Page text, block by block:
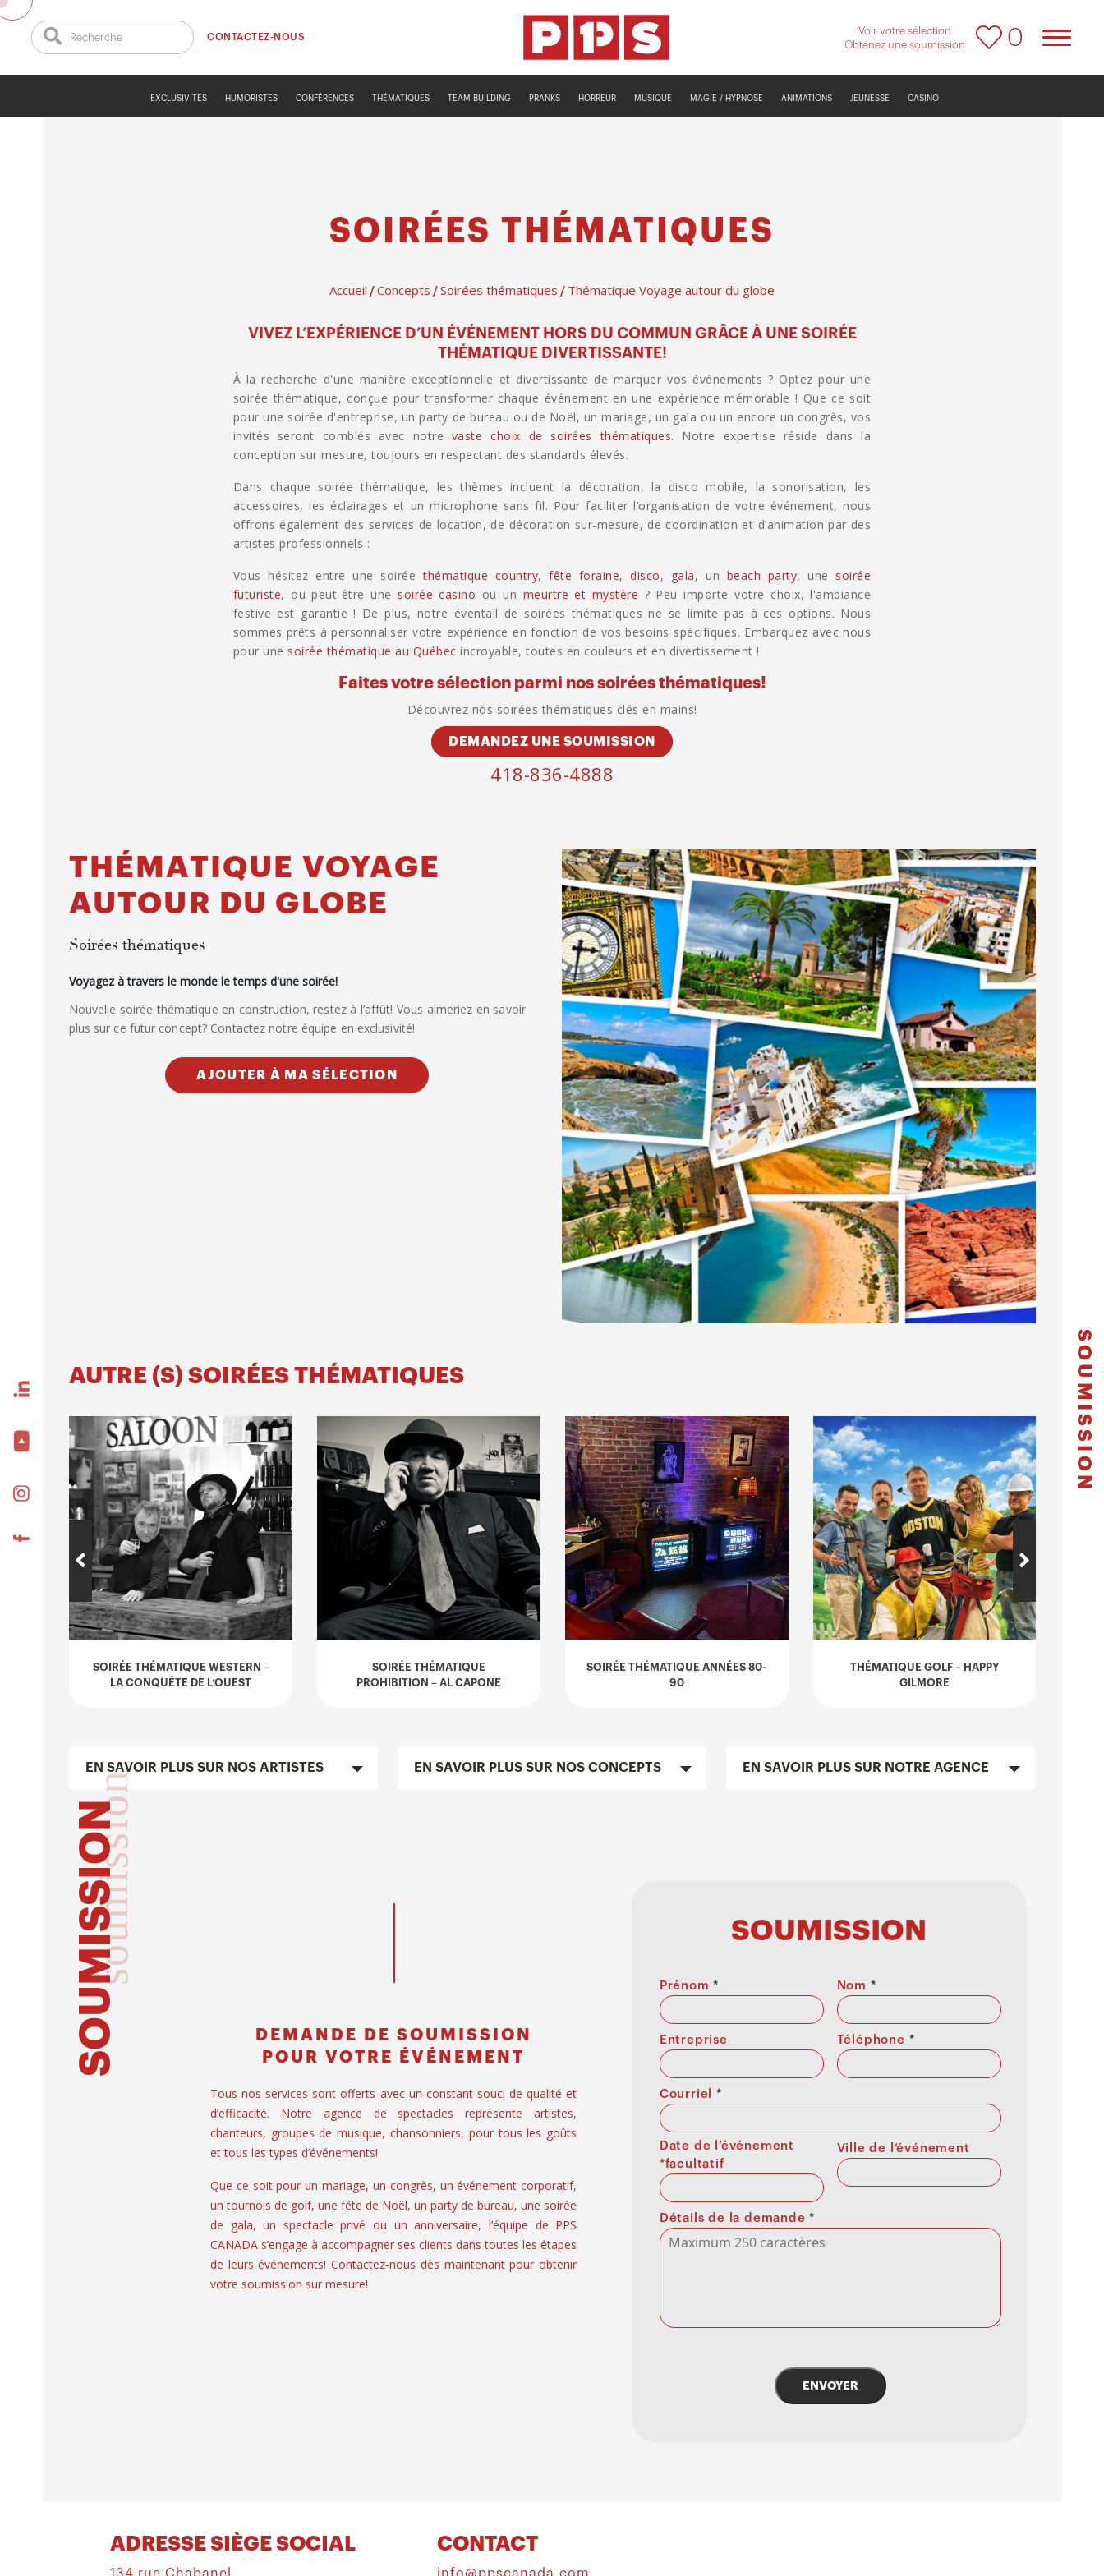
CONTACTEZ-NOUS
Voir votre sélection
Obtenez une soumission
0
EXCLUSIVITÉS HUMORISTES CONFÉRENCES THÉMATIQUES TEAM BUILDING PRANKS HORREUR MUSIQUE MAGIE / HYPNOSE ANIMATIONS JEUNESSE CASINO
SOUMISSION
SOIRÉES THÉMATIQUES
Accueil / Concepts / Soirées thématiques / Thématique Voyage autour du globe
VIVEZ L’EXPÉRIENCE D’UN ÉVÉNEMENT HORS DU COMMUN GRÂCE À UNE SOIRÉE
THÉMATIQUE DIVERTISSANTE!
À la recherche d'une manière exceptionnelle et divertissante de marquer vos événements ? Optez pour une
soirée thématique, conçue pour transformer chaque événement en une expérience mémorable ! Que ce soit
pour une soirée d'entreprise, un party de bureau ou de Noël, un mariage, un gala ou un encore un congrès, vos
invités seront comblés avec notre vaste choix de soirées thématiques. Notre expertise réside dans la
conception sur mesure, toujours en respectant des standards élevés.
Dans chaque soirée thématique, les thèmes incluent la décoration, la disco mobile, la sonorisation, les
accessoires, les éclairages et un microphone sans fil. Pour faciliter l’organisation de votre événement, nous
offrons également des services de location, de décoration sur-mesure, de coordination et d’animation par des
artistes professionnels :
Vous hésitez entre une soiréethématique country,fête foraine,disco, gala, un beach party, une soirée
futuriste, ou peut-être une soirée casino ou un meurtre et mystère ? Peu importe votre choix, l'ambiance
festive est garantie ! De plus, notre éventail de soirées thématiques ne se limite pas à ces options. Nous
sommes prêts à personnaliser votre expérience en fonction de vos besoins spécifiques. Embarquez avec nous
pour une soirée thématique au Québec incroyable, toutes en couleurs et en divertissement !
Faites votre sélection parmi nos soirées thématiques!
Découvrez nos soirées thématiques clés en mains!
DEMANDEZ UNE SOUMISSION
418-836-4888
THÉMATIQUE VOYAGE
AUTOUR DU GLOBE
Soirées thématiques
Voyagez à travers le monde le temps d'une soirée!
Nouvelle soirée thématique en construction, restez à l’affût! Vous aimeriez en savoir
plus sur ce futur concept? Contactez notre équipe en exclusivité!
AJOUTER À MA SÉLECTION
AUTRE (S) SOIRÉES THÉMATIQUES
SOIRÉE THÉMATIQUE WESTERN –
LA CONQUÊTE DE L’OUEST
SOIRÉE THÉMATIQUE
PROHIBITION – AL CAPONE
SOIRÉE THÉMATIQUE ANNÉES 80-
90
THÉMATIQUE GOLF – HAPPY
GILMORE
EN SAVOIR PLUS SUR NOS ARTISTES EN SAVOIR PLUS SUR NOS CONCEPTS EN SAVOIR PLUS SUR NOTRE AGENCE
SOUMISSION
soumission
DEMANDE DE SOUMISSION
POUR VOTRE ÉVÉNEMENT
Tous nos services sont offerts avec un constant souci de qualité et
d’efficacité. Notre agence de spectacles représente artistes,
chanteurs, groupes de musique, chansonniers, pour tous les goûts
et tous les types d’événements!
Que ce soit pour un mariage, un congrès, un événement corporatif,
un tournois de golf, une fête de Noël, un party de bureau, une soirée
de gala, un spectacle privé ou un anniversaire, l’équipe de PPS
CANADA s’engage à accompagner ses clients dans toutes les étapes
de leurs événements! Contactez-nous dès maintenant pour obtenir
votre soumission sur mesure!
SOUMISSION
Prénom* Nom *
Entreprise Téléphone *
Courriel *
Date de l’événement
*facultatif
Ville de l’événement
Détails de la demande*
ENVOYER
ADRESSE SIÈGE SOCIAL
134 rue Chabanel
CONTACT
info@ppscanada.com